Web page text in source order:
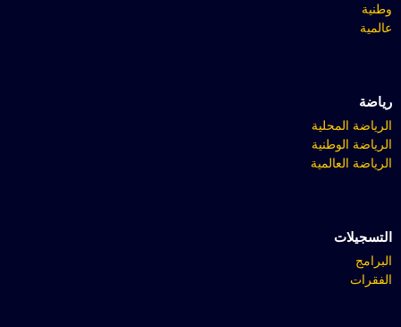
وطنية
عالمية
رياضة
الرياضة المحلية
الرياضة الوطنية
الرياضة العالمية
التسجيلات
البرامج
الفقرات